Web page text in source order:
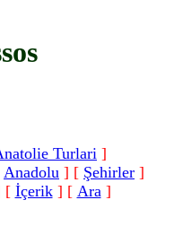
Turlari ]
Anadolu ] [ Şehirler ]
[ İçerik] [ Ara]